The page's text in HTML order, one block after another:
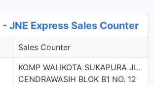
- JNE Express Sales Counter
Sales Counter
KOMP WALIKOTA SUKAPURA JL.
CENDRAWASIH BLOK B1 NO. 12